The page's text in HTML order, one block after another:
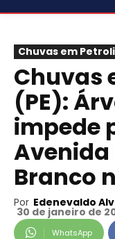
Chuvas em
Chuvas
(PE):
impede
Avenida
Branco
Por Edenevaldo
30 de janeiro de
WhatsApp